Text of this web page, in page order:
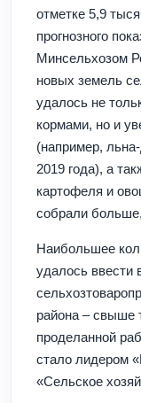
отметке 5,9
прогнозного
Минсельхозом
новых земель
удалось не
кормами, но и
(например,
2019 года), а
картофеля и
собрали
Наибольшее
удалось ввести
района – свыше
проделанной
стало лидером
«Сельское